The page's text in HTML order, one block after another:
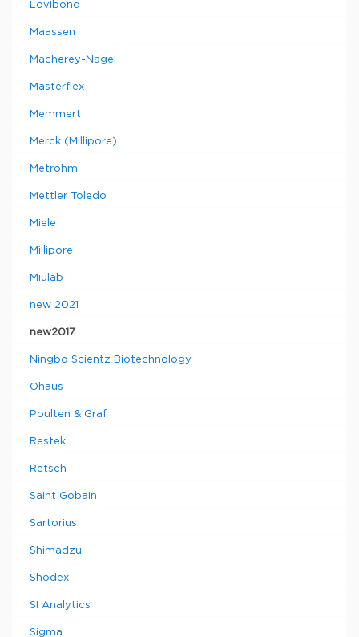
Lovibond
Maassen
Macherey-Nagel
Masterflex
Memmert
Merck (Millipore)
Metrohm
Mettler Toledo
Miele
Millipore
Miulab
new 2021
new2017
Ningbo Scientz Biotechnology
Ohaus
Poulten & Graf
Restek
Retsch
Saint Gobain
Sartorius
Shimadzu
Shodex
SI Analytics
Sigma